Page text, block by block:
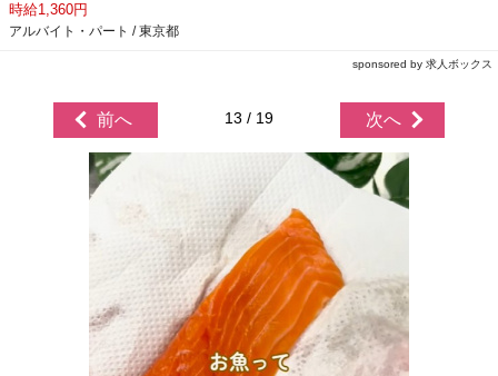
時給1,360円
アルバイト・パート / 東京都
sponsored by 求人ボックス
前へ 13 / 19 次へ